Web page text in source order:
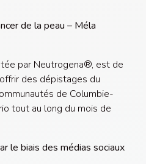
de la peau – Méla
par Neutrogena®, est de
des dépistages du
de Columbie-
tout au long du mois de
le biais des médias sociaux